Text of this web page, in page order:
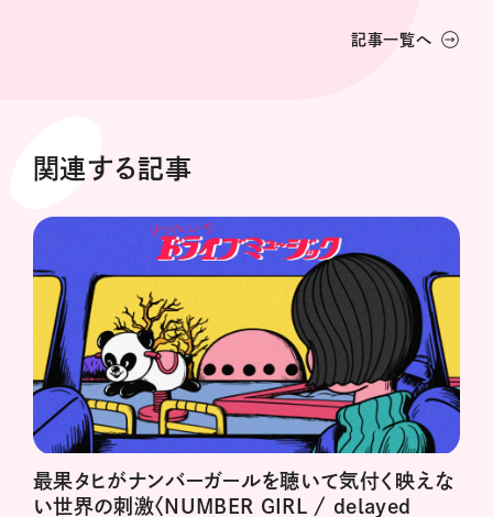
記事一覧へ
関連する記事
最果タヒがナンバーガールを聴いて気付く映えな
い世界の刺激〈NUMBER GIRL / delayed